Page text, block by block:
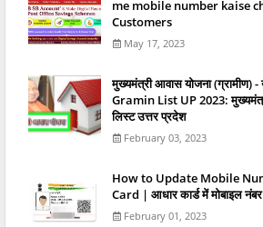
me mobile number kaise
Customers
May 17, 2023
मुख्यमंत्री आवास योजना (ग्रामीण)
Gramin List UP 2023:
लिस्ट उत्तर प्रदेश
February 03, 2023
How to Update Mobile
Card | आधार कार्ड में मोबाइल
February 01, 2023